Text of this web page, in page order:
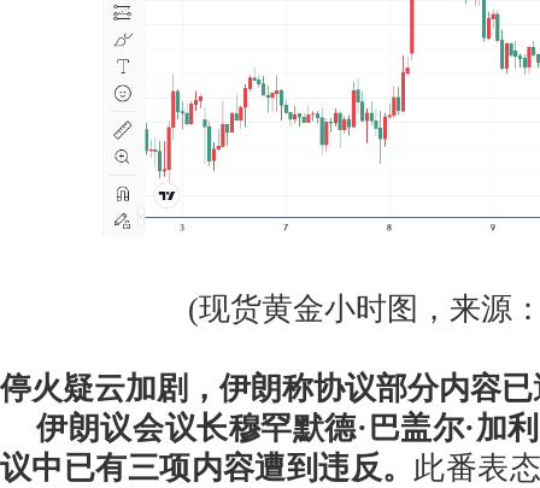
(现货黄金小时图，来源
停火疑云加剧，伊朗称协议部分内容
伊朗议会议长穆罕默德·巴盖尔·加
议中已有三项内容遭到违反。 此番表